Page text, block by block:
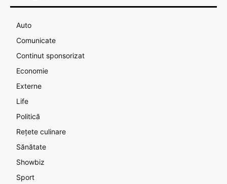
Auto
Comunicate
Continut sponsorizat
Economie
Externe
Life
Politică
Rețete culinare
Sănătate
Showbiz
Sport